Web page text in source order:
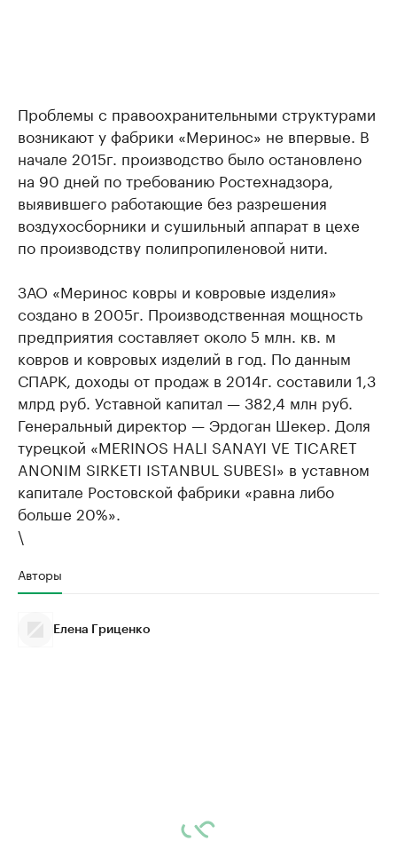
Проблемы с правоохранительными структурами
возникают у фабрики «Меринос» не впервые. В
начале 2015г. производство было остановлено
на 90 дней по требованию Ростехнадзора,
выявившего работающие без разрешения
воздухосборники и сушильный аппарат в цехе
по производству полипропиленовой нити.
ЗАО «Меринос ковры и ковровые изделия»
создано в 2005г. Производственная мощность
предприятия составляет около 5 млн. кв. м
ковров и ковровых изделий в год. По данным
СПАРК, доходы от продаж в 2014г. составили 1,3
млрд руб. Уставной капитал — 382,4 млн руб.
Генеральный директор — Эрдоган Шекер. Доля
турецкой «MERINOS HALI SANAYI VE TICARET
ANONIM SIRKETI ISTANBUL SUBESI» в уставном
капитале Ростовской фабрики «равна либо
больше 20%».
\
Авторы
Елена Гриценко